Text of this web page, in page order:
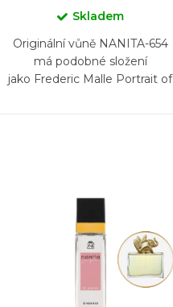
Skladem
Originální vůně NANITA-654
má podobné složení
jako Frederic Malle Portrait of